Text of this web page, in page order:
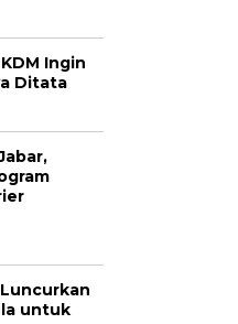
Ingin
Ditata
untuk